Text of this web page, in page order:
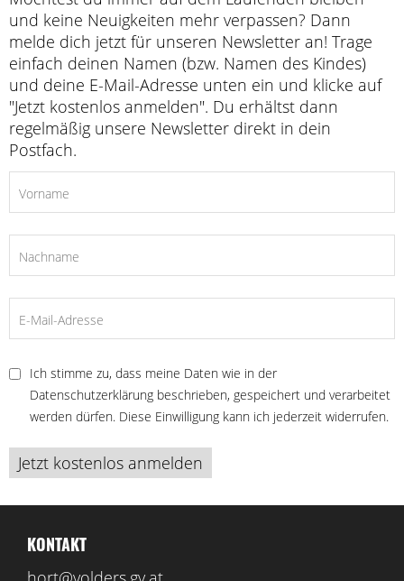
und keine Neuigkeiten mehr verpassen? Dann
melde dich jetzt für unseren Newsletter an! Trage
einfach deinen Namen (bzw. Namen des Kindes)
und deine E-Mail-Adresse unten ein und klicke auf
"Jetzt kostenlos anmelden". Du erhältst dann
regelmäßig unsere Newsletter direkt in dein
Postfach.
Ich stimme zu, dass meine Daten wie in der
Datenschutzerklärung beschrieben, gespeichert und verarbeitet
werden dürfen. Diese Einwilligung kann ich jederzeit widerrufen.
KONTAKT